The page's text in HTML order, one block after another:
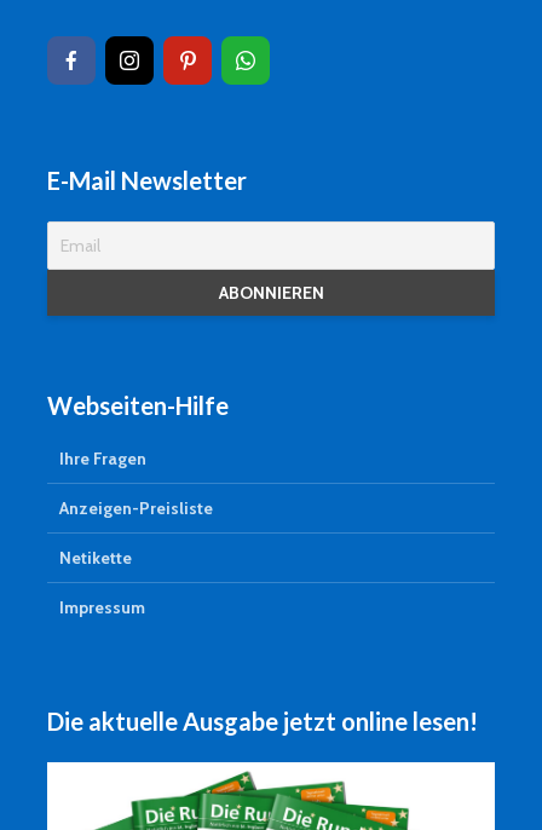
E-Mail Newsletter
Webseiten-Hilfe
Ihre Fragen
Anzeigen-Preisliste
Netikette
Impressum
Die aktuelle Ausgabe jetzt online lesen!